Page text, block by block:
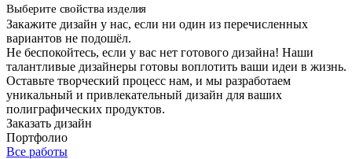
Выберите свойства изделия
Закажите дизайн у нас, если ни один из перечисленных
вариантов не подошёл.
Не беспокойтесь, если у вас нет готового дизайна! Наши
талантливые дизайнеры готовы воплотить ваши идеи в жизнь.
Оставьте творческий процесс нам, и мы разработаем
уникальный и привлекательный дизайн для ваших
полиграфических продуктов.
Заказать дизайн
Портфолио
Все работы